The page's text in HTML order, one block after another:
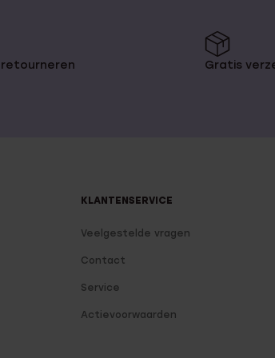
retourneren Gratis
KLANTENSERVICE
Veelgestelde vragen
Contact
Service
Actievoorwaarden